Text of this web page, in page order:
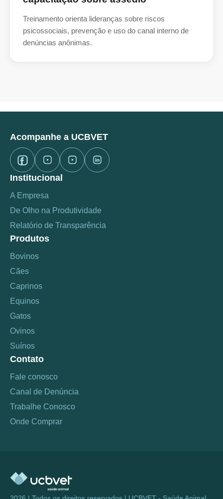
Treinamento orienta lideranças sobre riscos
psicossociais, prevenção e uso do canal interno de
denúncias anônimas.
Acompanhe a UCBVET
Institucional
A Empresa
De Olho na Produtividade
Relatório de Transparência
Produtos
Bovinos
Cães
Caprinos
Equinos
Gatos
Ovinos
Suínos
Contato
Fale conosco
Canal de Denúncia
Trabalhe Conosco
Onde Comprar